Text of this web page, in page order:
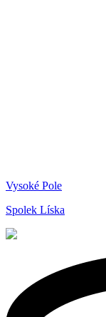
Vysoké Pole
Spolek Líska